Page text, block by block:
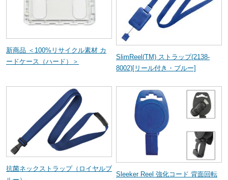
新商品 ＜100%リサイクル素材 カ
ードケース（ハード）＞
SlimReel(TM) ストラップ(2138-
8002)[リール付き・ブルー]
抗菌ネックストラップ（ロイヤルブ
Sleeker Reel 強化コード 背面回転